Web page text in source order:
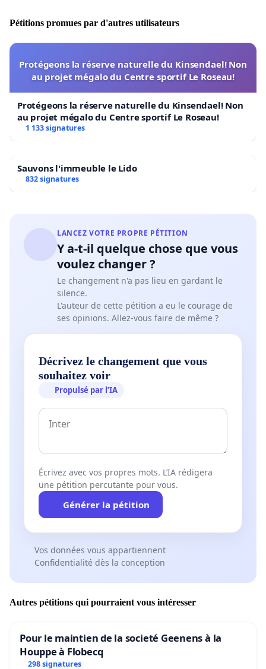
Pétitions promues par d'autres utilisateurs
Protégeons la réserve naturelle du Kinsendael! Non
au projet mégalo du Centre sportif Le Roseau!
Protégeons la réserve naturelle du Kinsendael! Non
au projet mégalo du Centre sportif Le Roseau!
1 133 signatures
Sauvons l'immeuble le Lido
832 signatures
LANCEZ VOTRE PROPRE PÉTITION
Y a-t-il quelque chose que vous
voulez changer ?
Le changement n'a pas lieu en gardant le
silence.
L'auteur de cette pétition a eu le courage de
ses opinions. Allez-vous faire de même ?
Décrivez le changement que vous
souhaitez voir
Propulsé par l’IA
Écrivez avec vos propres mots. L’IA rédigera
une pétition percutante pour vous.
Générer la pétition
Vos données vous appartiennent
Confidentialité dès la conception
Autres pétitions qui pourraient vous intéresser
Pour le maintien de la societé Geenens à la
Houppe à Flobecq
298 signatures